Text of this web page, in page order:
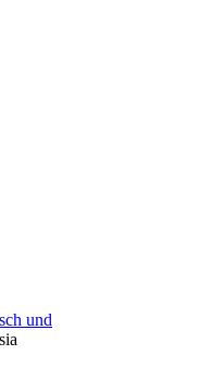
und